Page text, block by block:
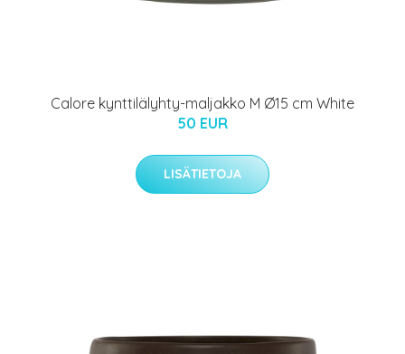
Calore kynttilälyhty-maljakko M Ø15 cm White
50 EUR
LISÄTIETOJA